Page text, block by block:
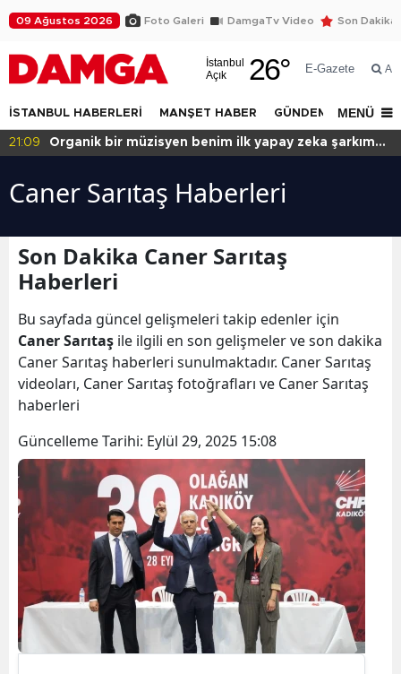
09 Ağustos 2026 Foto Galeri DamgaTv Video Son Dakika
İstanbul
Açık
26° E-Gazete Ara
İSTANBUL HABERLERİ MANŞET HABER GÜNDEM DÜNYA
MENÜ
21:09
Organik bir müzisyen benim ilk yapay zeka şarkım
Caner Sarıtaş Haberleri
Son Dakika Caner Sarıtaş
Haberleri
Bu sayfada güncel gelişmeleri takip edenler için
Caner Sarıtaş ile ilgili en son gelişmeler ve son dakika
Caner Sarıtaş haberleri sunulmaktadır. Caner Sarıtaş
videoları, Caner Sarıtaş fotoğrafları ve Caner Sarıtaş
haberleri
Güncelleme Tarihi: Eylül 29, 2025 15:08